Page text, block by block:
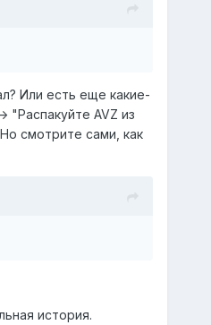
Или есть еще какие-
"Распакуйте AVZ из
смотрите сами, как
история.